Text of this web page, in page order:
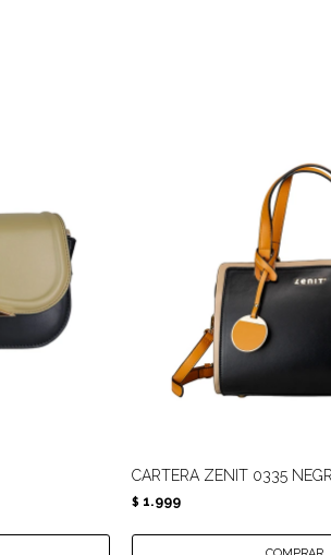
CARTERA ZENIT 0335
$ 1.999